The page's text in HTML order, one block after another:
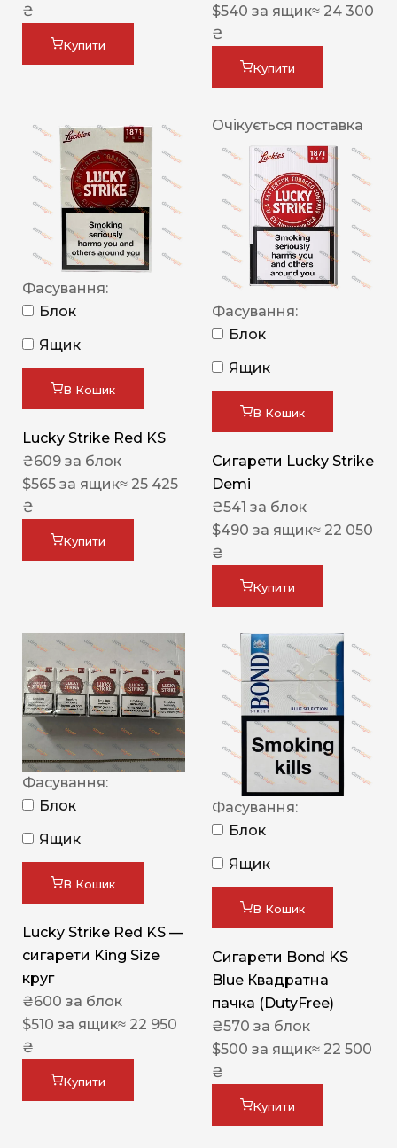
₴
Купити
$540 за ящик≈ 24 300
₴
Купити
Фасування:
Блок
Ящик
В Кошик
Lucky Strike Red KS
₴609 за блок
$565 за ящик≈ 25 425
₴
Купити
Очікується поставка
Фасування:
Блок
Ящик
В Кошик
Сигарети Lucky Strike
Demi
₴541 за блок
$490 за ящик≈ 22 050
₴
Купити
Фасування:
Блок
Ящик
В Кошик
Lucky Strike Red KS —
сигарети King Size
круг
₴600 за блок
$510 за ящик≈ 22 950
₴
Купити
Фасування:
Блок
Ящик
В Кошик
Сигарети Bond KS
Blue Квадратна
пачка (DutyFree)
₴570 за блок
$500 за ящик≈ 22 500
₴
Купити